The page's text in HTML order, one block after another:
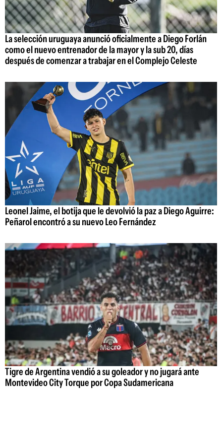
La selección uruguaya anunció oficialmente a Diego Forlán
como el nuevo entrenador de la mayor y la sub 20, días
después de comenzar a trabajar en el Complejo Celeste
Leonel Jaime, el botija que le devolvió la paz a Diego Aguirre:
Peñarol encontró a su nuevo Leo Fernández
Tigre de Argentina vendió a su goleador y no jugará ante
Montevideo City Torque por Copa Sudamericana